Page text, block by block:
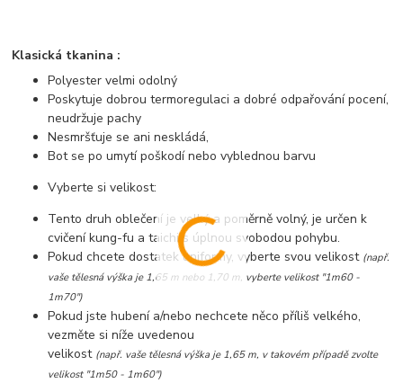
Klasická tkanina :
Polyester velmi odolný
Poskytuje dobrou termoregulaci a dobré odpařování pocení,
neudržuje pachy
Nesmršťuje se ani neskládá,
Bot se po umytí poškodí nebo vyblednou barvu
Vyberte si velikost:
Tento druh oblečení je velký a poměrně volný, je určen k
cvičení kung-fu a taichi s úplnou svobodou pohybu.
Pokud chcete dostatek uniformy, vyberte svou velikost (např.
vaše tělesná výška je 1,65 m nebo 1,70 m, vyberte velikost "1m60 -
1m70")
Pokud jste hubení a/nebo nechcete něco příliš velkého,
vezměte si níže uvedenou
velikost (např. vaše tělesná výška je 1,65 m, v takovém případě zvolte
velikost "1m50 - 1m60")